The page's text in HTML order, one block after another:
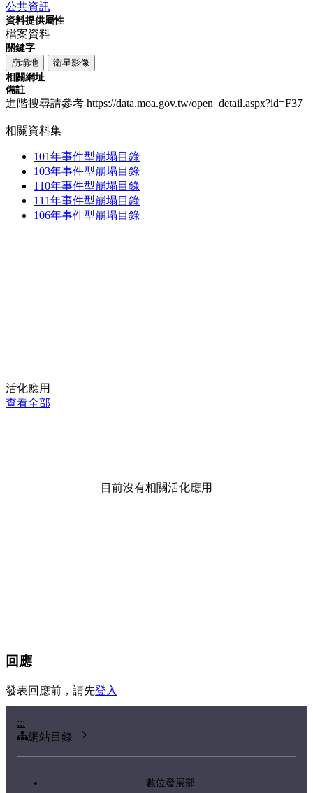
公共資訊
資料提供屬性
檔案資料
關鍵字
崩塌地
衛星影像
相關網址
備註
進階搜尋請參考 https://data.moa.gov.tw/open_detail.aspx?id=F37
相關資料集
101年事件型崩塌目錄
103年事件型崩塌目錄
110年事件型崩塌目錄
111年事件型崩塌目錄
106年事件型崩塌目錄
活化應用
查看全部
目前沒有相關活化應用
回應
發表回應前，請先登入
:::
網站目錄
數位發展部